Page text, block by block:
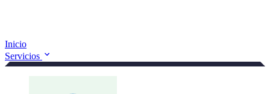
Inicio
Servicios